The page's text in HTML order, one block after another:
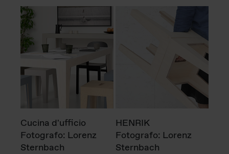
Cucina d'ufficio
Fotografo: Lorenz
Sternbach
HENRIK
Fotografo: Lorenz
Sternbach